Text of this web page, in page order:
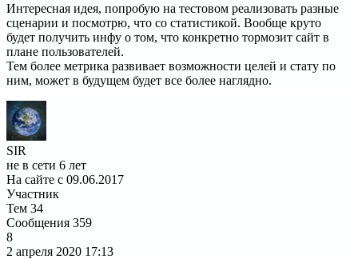
Интересная идея, попробую на тестовом реализовать разные
сценарии и посмотрю, что со статистикой. Вообще круто
будет получить инфу о том, что конкретно тормозит сайт в
плане пользователей.
Тем более метрика развивает возможности целей и стату по
ним, может в будущем будет все более наглядно.
SIR
не в сети 6 лет
На сайте с 09.06.2017
Участник
Тем 34
Сообщения 359
8
2 апреля 2020 17:13